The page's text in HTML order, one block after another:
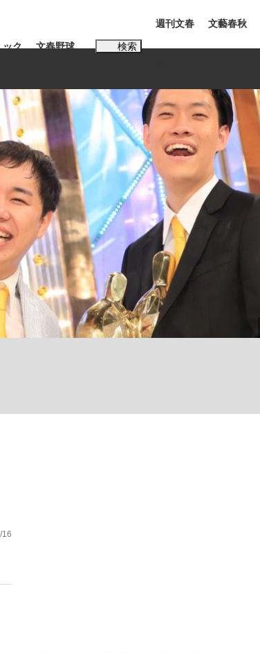
て明かした日本代表監督に...
ルたち
ック 文春野球 検索
週刊文春 文藝春秋
16